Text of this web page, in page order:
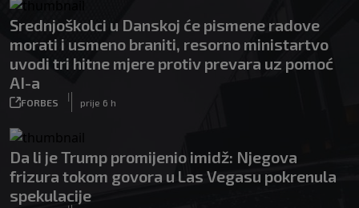
Srednjoškolci u Danskoj će pismene radove
morati i usmeno braniti, resorno ministartvo
uvodi tri hitne mjere protiv prevara uz pomoć
AI-a
FORBES
|
prije 6 h
Da li je Trump promijenio imidž: Njegova
frizura tokom govora u Las Vegasu pokrenula
spekulacije